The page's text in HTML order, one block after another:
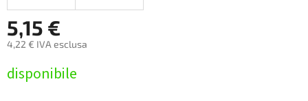
5,15 €
4,22 € IVA esclusa
della
disponibile